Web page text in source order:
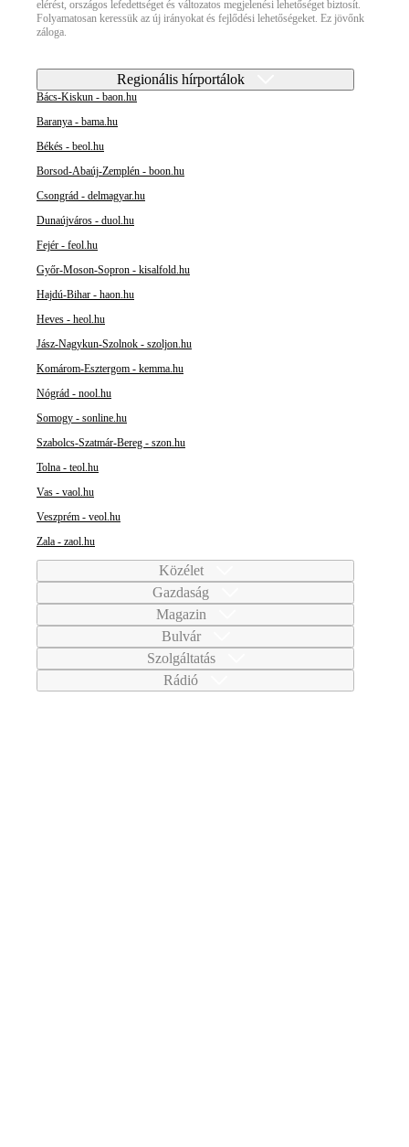
elérést, országos lefedettséget és változatos megjelenési lehetőséget biztosít.
Folyamatosan keressük az új irányokat és fejlődési lehetőségeket. Ez jövőnk
záloga.
Regionális hírportálok
Bács-Kiskun - baon.hu
Baranya - bama.hu
Békés - beol.hu
Borsod-Abaúj-Zemplén - boon.hu
Csongrád - delmagyar.hu
Dunaújváros - duol.hu
Fejér - feol.hu
Győr-Moson-Sopron - kisalfold.hu
Hajdú-Bihar - haon.hu
Heves - heol.hu
Jász-Nagykun-Szolnok - szoljon.hu
Komárom-Esztergom - kemma.hu
Nógrád - nool.hu
Somogy - sonline.hu
Szabolcs-Szatmár-Bereg - szon.hu
Tolna - teol.hu
Vas - vaol.hu
Veszprém - veol.hu
Zala - zaol.hu
Közélet
Gazdaság
Magazin
Bulvár
Szolgáltatás
Rádió